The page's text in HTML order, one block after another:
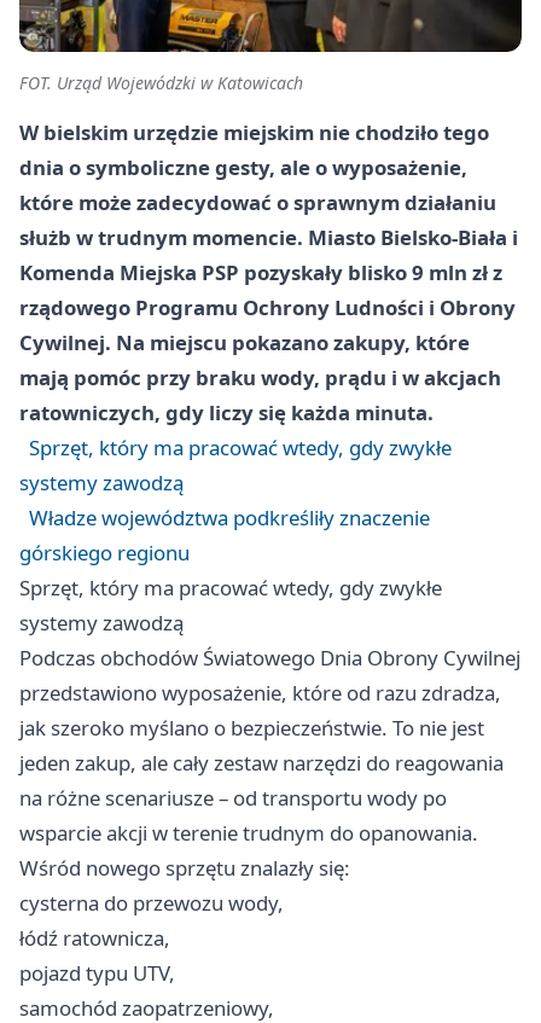
FOT. Urząd Wojewódzki w Katowicach
W bielskim urzędzie miejskim nie chodziło tego
dnia o symboliczne gesty, ale o wyposażenie,
które może zadecydować o sprawnym działaniu
służb w trudnym momencie. Miasto Bielsko-Biała i
Komenda Miejska PSP pozyskały blisko 9 mln zł z
rządowego Programu Ochrony Ludności i Obrony
Cywilnej. Na miejscu pokazano zakupy, które
mają pomóc przy braku wody, prądu i w akcjach
ratowniczych, gdy liczy się każda minuta.
Sprzęt, który ma pracować wtedy, gdy zwykłe
systemy zawodzą
Władze województwa podkreśliły znaczenie
górskiego regionu
Sprzęt, który ma pracować wtedy, gdy zwykłe
systemy zawodzą
Podczas obchodów Światowego Dnia Obrony Cywilnej
przedstawiono wyposażenie, które od razu zdradza,
jak szeroko myślano o bezpieczeństwie. To nie jest
jeden zakup, ale cały zestaw narzędzi do reagowania
na różne scenariusze – od transportu wody po
wsparcie akcji w terenie trudnym do opanowania.
Wśród nowego sprzętu znalazły się:
cysterna do przewozu wody,
łódź ratownicza,
pojazd typu UTV,
samochód zaopatrzeniowy,